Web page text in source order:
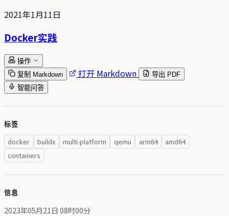
2021年1月11日
Docker实践
操作
复制 Markdown
打开 Markdown
导出 PDF
智能问答
标签
docker buildx multi-platform qemu arm64
amd64
containers
信息
2023年05月21日 08时00分